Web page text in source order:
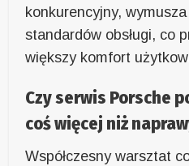
konkurencyjny,
standardów obsługi, co
większy komfort
Czy serwis Porsche
coś więcej niż
Współczesny warsztat